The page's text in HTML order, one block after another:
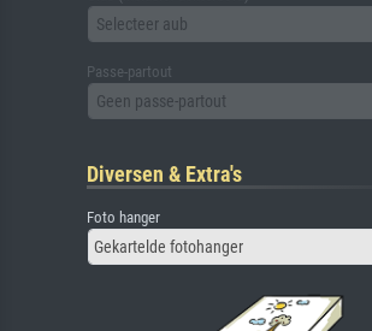
Selecteer aub
Passe-partout
Geen passe-partout
Diversen & Extra's
Foto hanger
Gekartelde fotohanger